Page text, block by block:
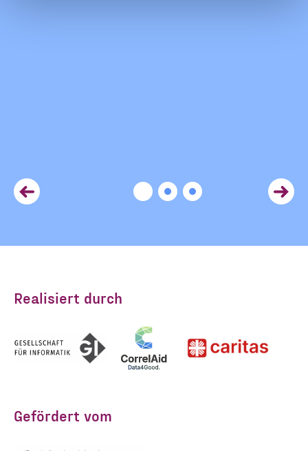
Realisiert durch
Gefördert vom
der Daten in den
Datenschutzvereinbarungen
ANMELDEN